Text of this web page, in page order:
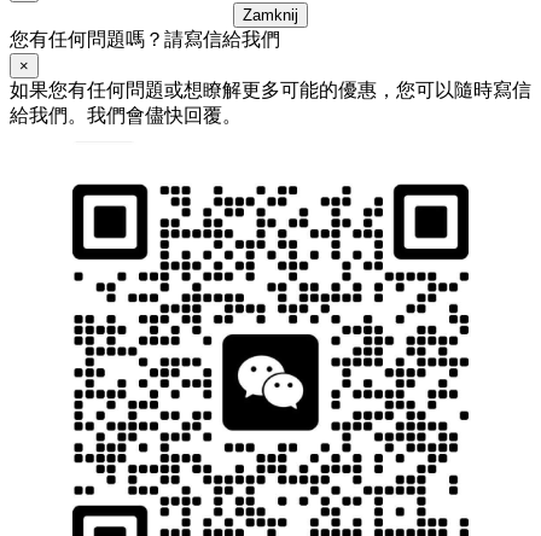
Zamknij
您有任何問題嗎？請寫信給我們
×
如果您有任何問題或想瞭解更多可能的優惠，您可以隨時寫信
給我們。我們會儘快回覆。